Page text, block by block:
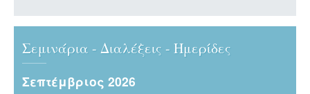
Σεμινάρια - Διαλέξεις - Ημερίδες
Σεπτέμβριος 2026